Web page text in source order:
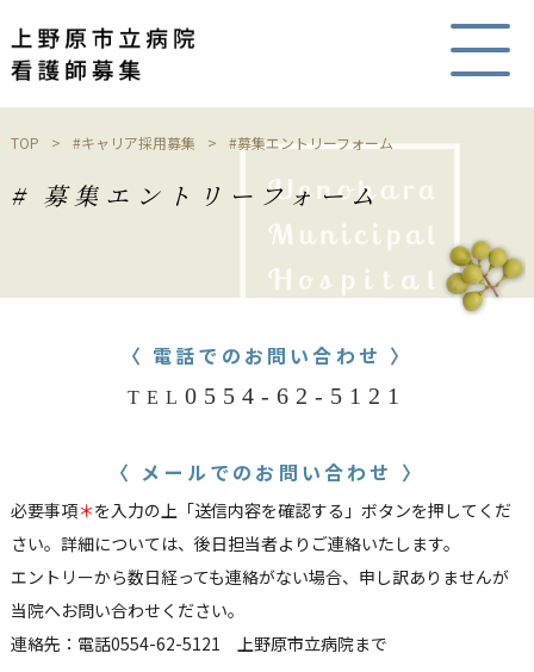
TOP #キャリア採用募集 #募集エントリーフォーム
募集エントリーフォーム
〈 電話でのお問い合わせ 〉
TEL 0554-62-5121
〈 メールでのお問い合わせ 〉
必要事項＊を入力の上「送信内容を確認する」ボタンを押してくだ
さい。詳細については、後日担当者よりご連絡いたします。
エントリーから数日経っても連絡がない場合、申し訳ありませんが
当院へお問い合わせください。
連絡先：電話0554-62-5121 上野原市立病院まで